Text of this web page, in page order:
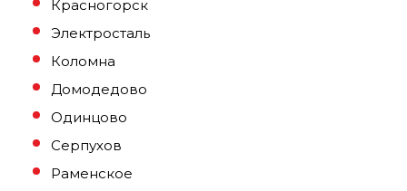
Красногорск
Электросталь
Коломна
Домодедово
Одинцово
Серпухов
Раменское